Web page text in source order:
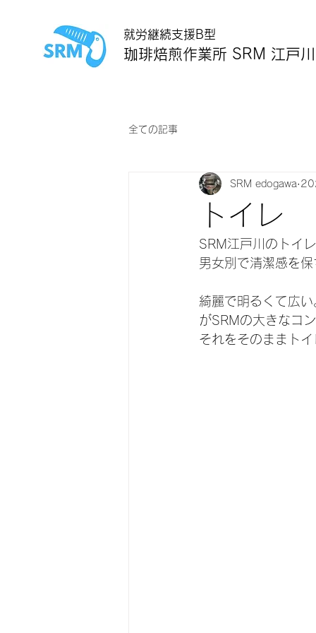
就労継続支援B型
珈琲焙煎作業所 SRM 江戸川
全ての記事
トイレ
SRM edogawa
SRM江戸川のトイ
男女別で清潔感を
綺麗で明るくて広い
がSRMの大きなコ
それをそのままト